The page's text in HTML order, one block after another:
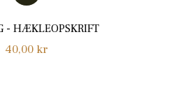
- HÆKLEOPSKRIFT
Normalpris
40,00 kr